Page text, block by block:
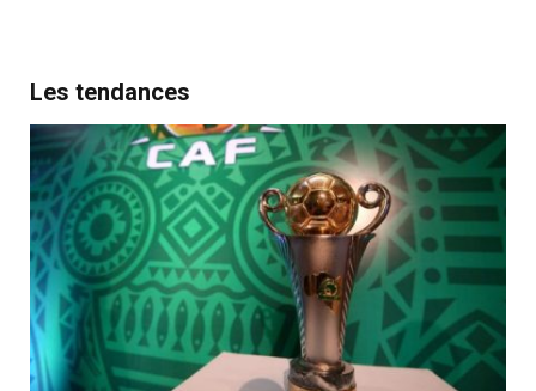
Les tendances